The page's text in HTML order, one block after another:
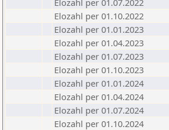
Elozahl per 01.07.2022
Elozahl per 01.10.2022
Elozahl per 01.01.2023
Elozahl per 01.04.2023
Elozahl per 01.07.2023
Elozahl per 01.10.2023
Elozahl per 01.01.2024
Elozahl per 01.04.2024
Elozahl per 01.07.2024
Elozahl per 01.10.2024